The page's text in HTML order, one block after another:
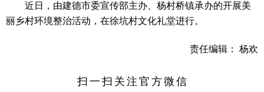
近日，由建德市委宣传部主办、杨村桥镇承办的开展美
丽乡村环境整治活动，在徐坑村文化礼堂进行。
责任编辑： 杨欢
扫一扫关注官方微信